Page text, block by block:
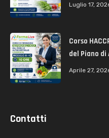
Luglio 17,
Corso
del Piano
Aprile 27,
Contatti